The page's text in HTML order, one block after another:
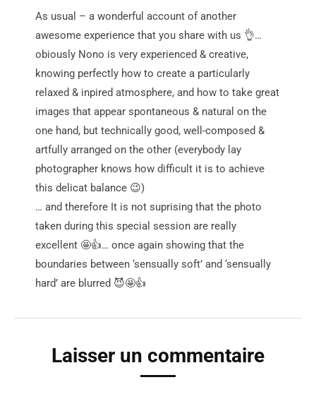
As usual – a wonderful account of another
awesome experience that you share with us 👌…
obiously Nono is very experienced & creative,
knowing perfectly how to create a particularly
relaxed & inpired atmosphere, and how to take great
images that appear spontaneous & natural on the
one hand, but technically good, well-composed &
artfully arranged on the other (everybody lay
photographer knows how difficult it is to achieve
this delicat balance 😉)
… and therefore It is not suprising that the photo
taken during this special session are really
excellent 🤩👍… once again showing that the
boundaries between ‘sensually soft’ and ‘sensually
hard’ are blurred 😈🤩👍
Laisser un commentaire